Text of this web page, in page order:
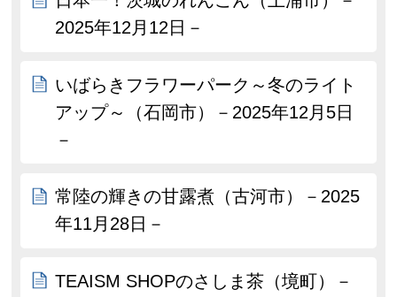
2025年12月12日－
いばらきフラワーパーク～冬のライト
アップ～（石岡市）－2025年12月5日
－
常陸の輝きの甘露煮（古河市）－2025
年11月28日－
TEAISM SHOPのさしま茶（境町）－